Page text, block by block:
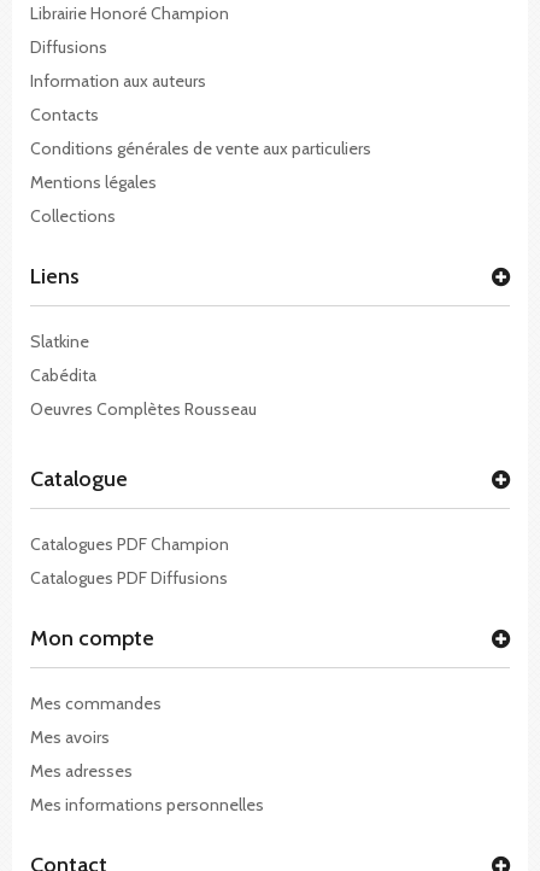
Librairie Honoré Champion
Diffusions
Information aux auteurs
Contacts
Conditions générales de vente aux particuliers
Mentions légales
Collections
Liens
Slatkine
Cabédita
Oeuvres Complètes Rousseau
Catalogue
Catalogues PDF Champion
Catalogues PDF Diffusions
Mon compte
Mes commandes
Mes avoirs
Mes adresses
Mes informations personnelles
Contact